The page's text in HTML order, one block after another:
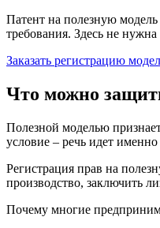
Патент на полезную
требования. Здесь не
Заказать регистрацию
Что можно
Полезной моделью
условие – речь идет
Регистрация прав на
производство, заключить
Почему многие